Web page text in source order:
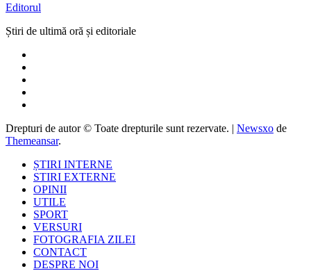
Editorul
Știri de ultimă oră și editoriale
Drepturi de autor © Toate drepturile sunt rezervate. | Newsxo de
Themeansar.
ȘTIRI INTERNE
STIRI EXTERNE
OPINII
UTILE
SPORT
VERSURI
FOTOGRAFIA ZILEI
CONTACT
DESPRE NOI